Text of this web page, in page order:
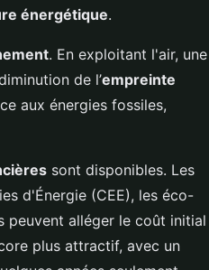
énergétique.
. En exploitant l'air, une
de l’empreinte
aux énergies fossiles,
sont disponibles. Les
d'Énergie (CEE), les éco-
peuvent alléger le coût initial
plus attractif, avec un